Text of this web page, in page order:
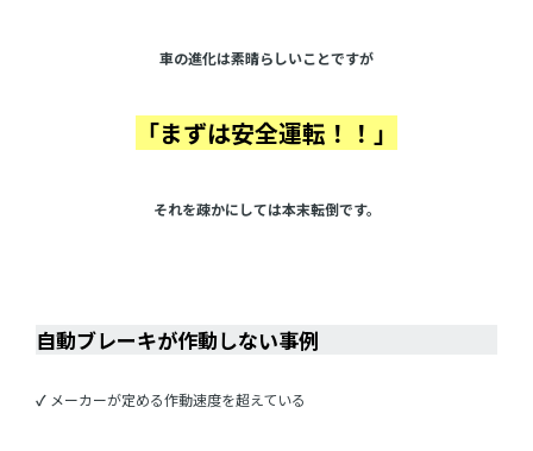
車の進化は素晴らしいことですが
「まずは安全運転！！」
それを疎かにしては本末転倒です。
自動ブレーキが作動しない事例
✓ メーカーが定める作動速度を超えている